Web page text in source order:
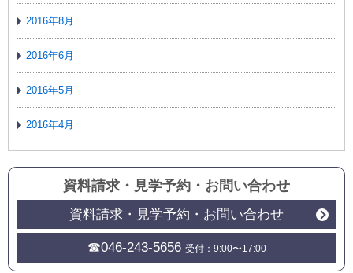
2016年8月
2016年6月
2016年5月
2016年4月
資料請求・見学予約 ・ お問い合わせ
資料請求・見学予約・お問い合わせ
☎046-243-5656 受付：9:00〜17:00